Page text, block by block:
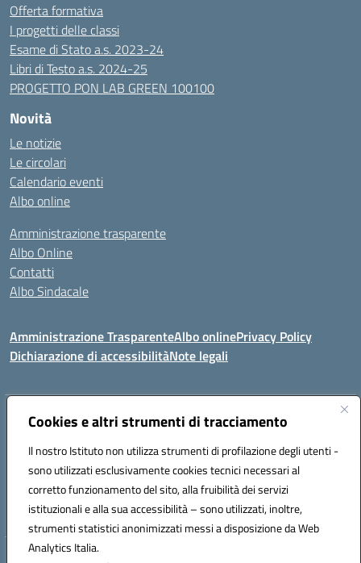
Cookies e altri strumenti di tracciamento
Il nostro Istituto non utilizza strumenti di profilazione degli utenti -
sono utilizzati esclusivamente cookies tecnici necessari al
corretto funzionamento del sito, alla fruibilità dei servizi
istituzionali e alla sua accessibilità – sono utilizzati, inoltre,
strumenti statistici anonimizzati messi a disposizione da Web
Analytics Italia.
Offerta formativa
I progetti delle classi
Esame di Stato a.s. 2023-24
Libri di Testo a.s. 2024-25
PROGETTO PON LAB GREEN 100100
Novità
Le notizie
Le circolari
Calendario eventi
Albo online
Amministrazione trasparente
Albo Online
Contatti
Albo Sindacale
Amministrazione TrasparenteAlbo onlinePrivacy Policy
Dichiarazione di accessibilitàNote legali
Indirizzo:Via De Martis s.n.c. 07029 Tempio Pausania (OT)
Posta elettronica certificata (PEC):sssl030007@pec.istruzione.it
Codice fiscale: 91009410902
Codice meccanografico: SSSL030007